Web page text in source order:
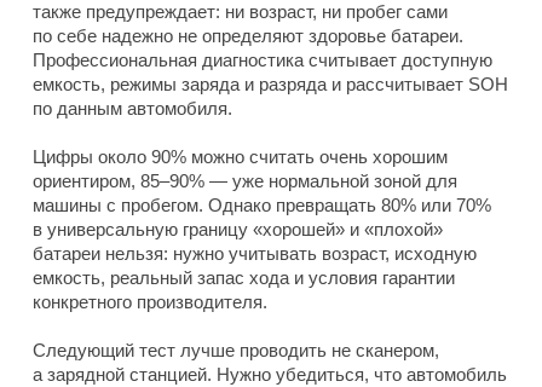
также предупреждает: ни возраст, ни пробег сами
по себе надежно не определяют здоровье батареи.
Профессиональная диагностика считывает доступную
емкость, режимы заряда и разряда и рассчитывает SOH
по данным автомобиля.
Цифры около 90% можно считать очень хорошим
ориентиром, 85–90% — уже нормальной зоной для
машины с пробегом. Однако превращать 80% или 70%
в универсальную границу «хорошей» и «плохой»
батареи нельзя: нужно учитывать возраст, исходную
емкость, реальный запас хода и условия гарантии
конкретного производителя.
Следующий тест лучше проводить не сканером,
а зарядной станцией. Нужно убедиться, что автомобиль